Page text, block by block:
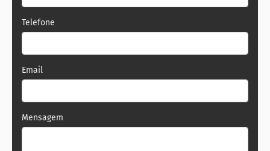
Telefone
Email
Mensagem